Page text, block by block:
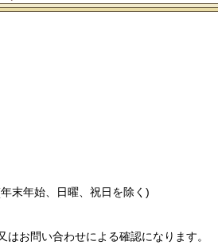
末年始、日曜、祝日を除く)
お問い合わせによる確認になります。